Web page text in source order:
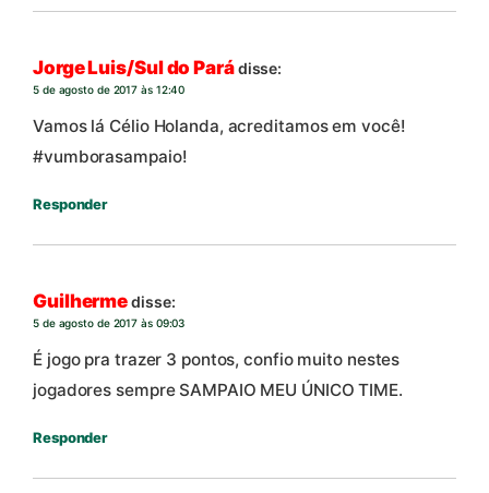
Jorge Luis/Sul do Parádisse:
5 de agosto de 2017 às 12:40
Vamos lá Célio Holanda, acreditamos em você!
#vumborasampaio!
Responder
Guilhermedisse:
5 de agosto de 2017 às 09:03
É jogo pra trazer 3 pontos, confio muito nestes
jogadores sempre SAMPAIO MEU ÚNICO TIME.
Responder